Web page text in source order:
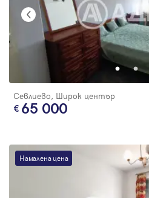
Севлиево, Широк център
65 000
Намалена цена